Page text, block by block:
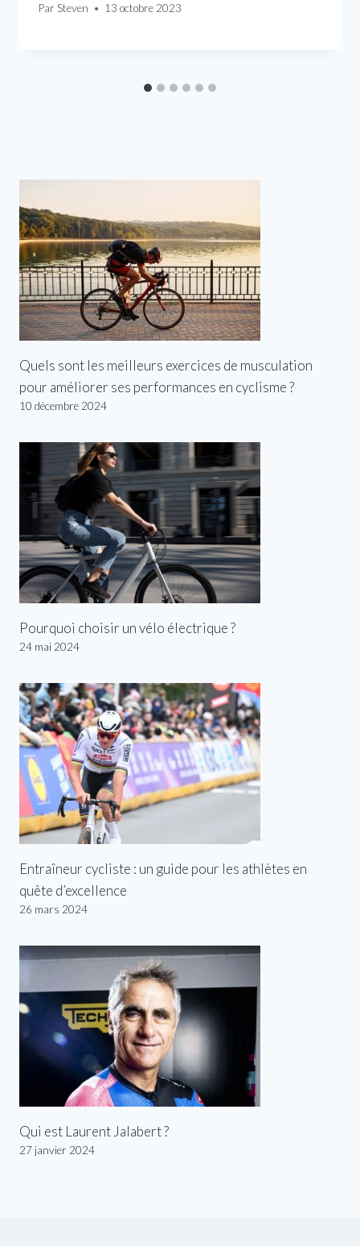
Par Steven 13 octobre 2023
Quels sont les meilleurs exercices de musculation
pour améliorer ses performances en cyclisme ?
10 décembre 2024
Pourquoi choisir un vélo électrique ?
24 mai 2024
Entraîneur cycliste : un guide pour les athlètes en
quête d’excellence
26 mars 2024
Qui est Laurent Jalabert ?
27 janvier 2024